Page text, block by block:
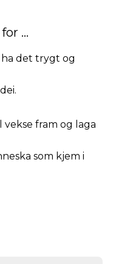
…
ha det trygt og
vekse fram og laga
som kjem i